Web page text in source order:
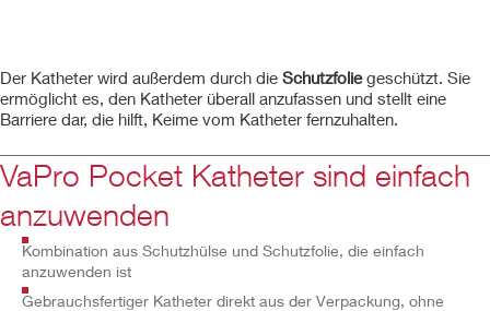
Der Katheter wird außerdem durch die Schutzfoliegeschützt. Sie
ermöglicht es, den Katheter überall anzufassen und stellt eine
Barriere dar, die hilft, Keime vom Katheter fernzuhalten.
VaPro Pocket Katheter sind einfach
anzuwenden
Kombination aus Schutzhülse und Schutzfolie, die einfach
anzuwenden ist
Gebrauchsfertiger Katheter direkt aus der Verpackung, ohne